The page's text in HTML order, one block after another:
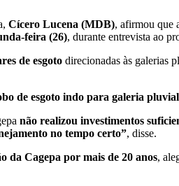
Cícero Lucena (MDB), afirmou que
feira (26), durante entrevista ao
de esgoto direcionadas às galerias
de esgoto indo para galeria
não realizou investimentos
no tempo certo”, disse.
da Cagepa por mais de 20 anos,